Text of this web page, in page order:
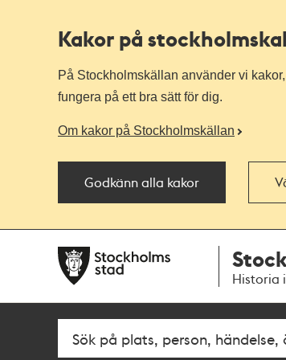
Kakor på
På Stockholmskällan använder vi
fungera på ett bra sätt för dig.
Om kakor på Stockholmskällan
Godkänn alla kakor
navigationen
huvudinnehållet
Historia
Fritextsök